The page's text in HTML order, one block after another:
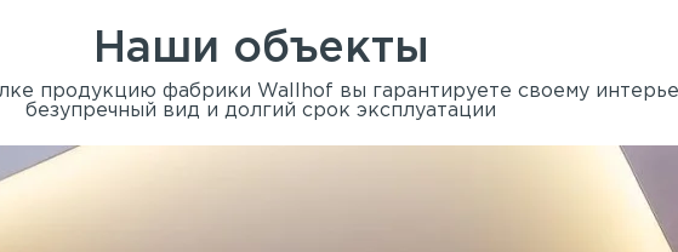
Наши объекты
продукцию фабрики Wallhof вы гарантируете своему
безупречный вид и долгий срок эксплуатации